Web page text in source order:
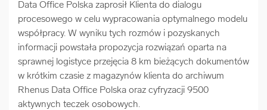
Data Office Polska zaprosił Klienta do dialogu
procesowego w celu wypracowania optymalnego modelu
współpracy. W wyniku tych rozmów i pozyskanych
informacji powstała propozycja rozwiązań oparta na
sprawnej logistyce przejęcia 8 km bieżących dokumentów
w krótkim czasie z magazynów klienta do archiwum
Rhenus Data Office Polska oraz cyfryzacji 9500
aktywnych teczek osobowych.